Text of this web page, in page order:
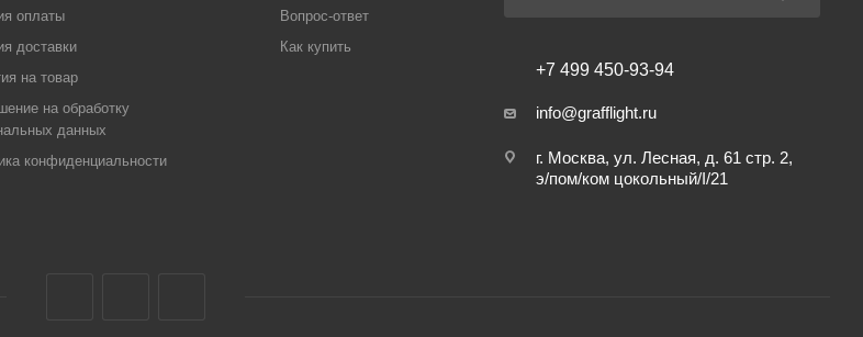
оплаты
доставки
на товар
на обработку
данных
конфиденциальности
Вопрос-ответ
Как купить
+7 499 450-93-94
info@grafflight.ru
г. Москва, ул. Лесная, д. 61 стр. 2,
э/пом/ком цокольный/I/21